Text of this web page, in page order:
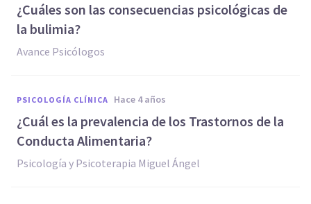
¿Cuáles son las consecuencias psicológicas de
la bulimia?
Avance Psicólogos
PSICOLOGÍA CLÍNICA hace 4 años
¿Cuál es la prevalencia de los Trastornos de la
Conducta Alimentaria?
Psicología y Psicoterapia Miguel Ángel